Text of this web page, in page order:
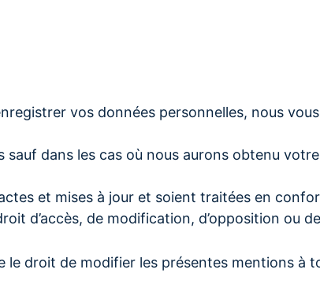
vos données personnelles, nous
dans les cas où nous aurons obtenu
et mises à jour et soient traitées en
d’accès, de modification, d’opposition ou
le droit de modifier les présentes mentions à